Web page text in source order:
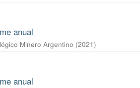
anual
Minero Argentino (2021)
anual